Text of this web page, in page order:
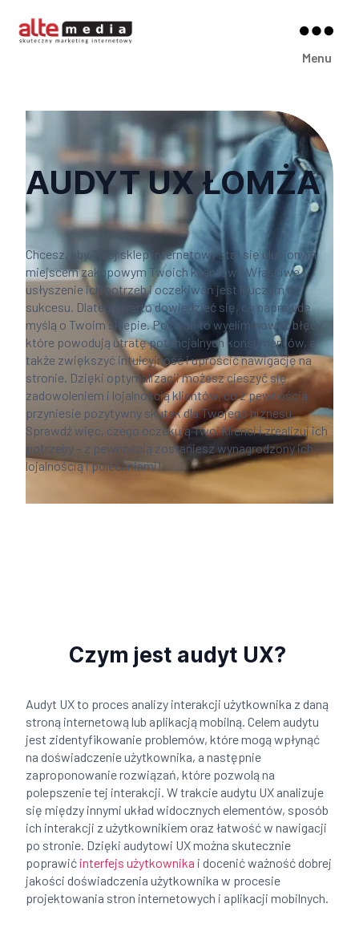
Menu
AUDYT UX ŁOMŻA
Chcesz, aby Twój sklep internetowy stał się ulubionym
miejscem zakupowym Twoich klientów? Właściwe
usłyszenie ich potrzeb i oczekiwań jest kluczem do
sukcesu. Dlatego warto dowiedzieć się, co naprawdę
myślą o Twoim sklepie. Pozwoli to wyeliminować błędy,
które powodują utratę potencjalnych konsumentów, a
także zwiększyć intuicyjność i uprościć nawigację na
stronie. Dzięki optymalizacji możesz cieszyć się
zadowoleniem i lojalnością klientów, co z pewnością
przyniesie pozytywny skutek dla Twojego biznesu.
Sprawdź więc, czego oczekują Twoi klienci i zrealizuj ich
potrzeby – z pewnością zostaniesz wynagrodzony ich
lojalnością i polecaniami!
Czym jest audyt UX?
Audyt UX to proces analizy interakcji użytkownika z daną
stroną internetową lub aplikacją mobilną. Celem audytu
jest zidentyfikowanie problemów, które mogą wpłynąć
na doświadczenie użytkownika, a następnie
zaproponowanie rozwiązań, które pozwolą na
polepszenie tej interakcji. W trakcie audytu UX analizuje
się między innymi układ widocznych elementów, sposób
ich interakcji z użytkownikiem oraz łatwość w nawigacji
po stronie. Dzięki audytowi UX można skutecznie
poprawić interfejs użytkownika i docenić ważność dobrej
jakości doświadczenia użytkownika w procesie
projektowania stron internetowych i aplikacji mobilnych.